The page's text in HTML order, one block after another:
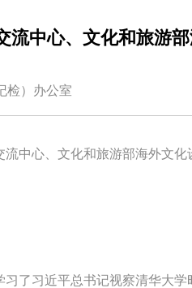
流中心、文化和旅游
检）办公室
心、文化和旅游部海外文化
习近平总书记视察清华大学